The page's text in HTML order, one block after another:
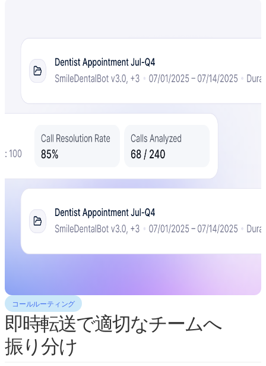
コールルーティング
即時転送で適切なチームへ
振り分け